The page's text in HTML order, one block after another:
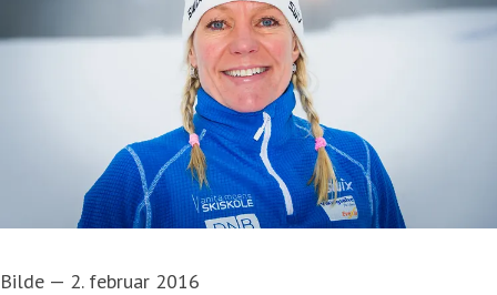
Bilde — 2. februar 2016